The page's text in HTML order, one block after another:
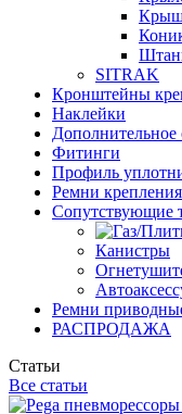
SITRAK
Кронштейны
Наклейки
Фитинги
Профиль
Ремни крепления
Сопутствующие
Канистры
Ремни
РАСПРОДАЖА
Статьи
Все статьи